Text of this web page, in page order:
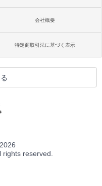
会社概要
特定商取引法に基づく表示
2026
reserved.